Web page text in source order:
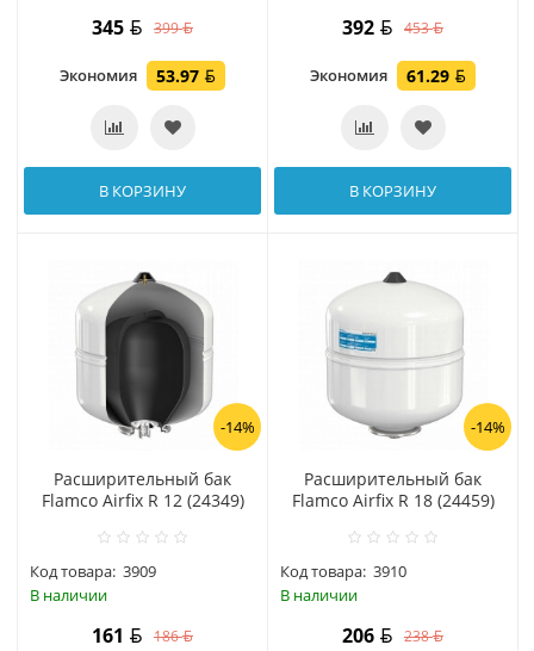
345 399
Экономия 53.97
В КОРЗИНУ
392 453
Экономия 61.29
В КОРЗИНУ
-14%
Расширительный бак
Flamco Airfix R 12 (24349)
Код товара: 3909
В наличии
161 186
-14%
Расширительный бак
Flamco Airfix R 18 (24459)
Код товара: 3910
В наличии
206 238